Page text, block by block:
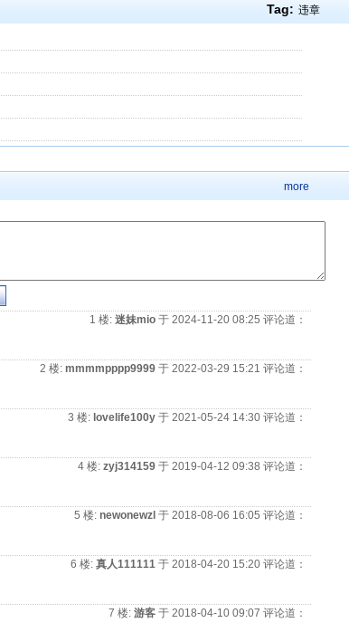
Tag: 违章
more
1 楼: 迷妹mio 于 2024-11-20 08:25 评论道：
2 楼: mmmmpppp9999 于 2022-03-29 15:21 评论道：
3 楼: lovelife100y 于 2021-05-24 14:30 评论道：
4 楼: zyj314159 于 2019-04-12 09:38 评论道：
5 楼: newonewzl 于 2018-08-06 16:05 评论道：
6 楼: 真人111111 于 2018-04-20 15:20 评论道：
7 楼: 游客 于 2018-04-10 09:07 评论道：